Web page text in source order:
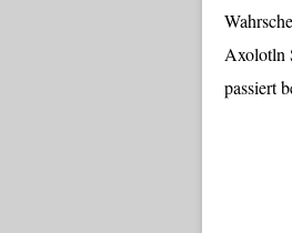
Axolotln
passiert